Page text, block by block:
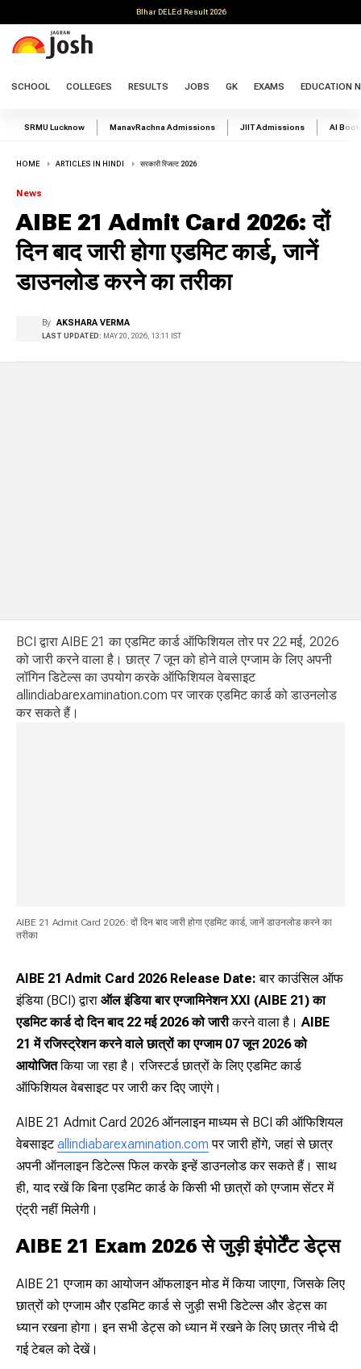
BIhar DELEd Result 2026
SCHOOL COLLEGES RESULTS JOBS GK EXAMS EDUCATION
SRMU Lucknow ManavRachna Admissions JIIT Admissions AI
HOME ARTICLES IN HINDI सरकारी रिजल्ट 2026
News
AIBE 21 Admit Card 2026: दों
दिन बाद जारी होगा एडमिट कार्ड, जानें
डाउनलोड करने का तरीका
By AKSHARA VERMA
LAST UPDATED: MAY 20, 2026, 13:11 IST
BCI द्वारा AIBE 21 का एडमिट कार्ड ऑफिशियल तोर पर 22 मई, 2026
को जारी करने वाला है। छात्र 7 जून को होने वाले एग्जाम के लिए अपनी
लॉगिन डिटेल्स का उपयोग करके ऑफिशियल वेबसाइट
allindiabarexamination.com पर जारक एडमिट कार्ड को डाउनलोड
कर सकते हैं।
AIBE 21 Admit Card 2026: दों दिन बाद जारी होगा एडमिट कार्ड, जानें डाउनलोड करने का
तरीका
AIBE 21 Admit Card 2026 Release Date: बार काउंसिल ऑफ
इंडिया (BCI) द्वारा ऑल इंडिया बार एग्जामिनेशन XXI (AIBE 21) का
एडमिट कार्ड दो दिन बाद 22 मई 2026 को जारीकरने वाला है। AIBE
21 में रजिस्ट्रेशन करने वाले छात्रों का एग्जाम 07 जून 2026 को
आयोजितकिया जा रहा है। रजिस्टर्ड छात्रों के लिए एडमिट कार्ड
ऑफिशियल वेबसाइट पर जारी कर दिए जाएंगे।
AIBE 21 Admit Card 2026 ऑनलाइन माध्यम से BCI की ऑफिशियल
वेबसाइटallindiabarexamination.com पर जारी होंगे, जहां से छात्र
अपनी ऑनलाइन डिटेल्स फिल करके इन्हें डाउनलोड कर सकते हैं। साथ
ही, याद रखें कि बिना एडमिट कार्ड के किसी भी छात्रों को एग्जाम सेंटर में
एंट्री नहीं मिलेगी।
AIBE 21 Exam 2026 से जुड़ी इंपोर्टेंट डेट्स
AIBE 21 एग्जाम का आयोजन ऑफलाइन मोड में किया जाएगा, जिसके लिए
छात्रों को एग्जाम और एडमिट कार्ड से जुड़ी सभी डिटेल्स और डेट्स का
ध्यान रखना होगा। इन सभी डेट्स को ध्यान में रखने के लिए छात्र नीचे दी
गई टेबल को देखें।